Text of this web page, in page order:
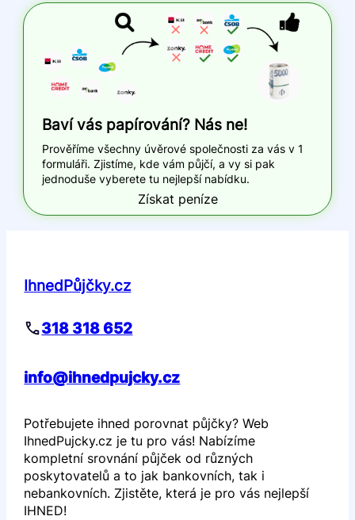
Baví vás papírování? Nás ne!
Prověříme všechny úvěrové společnosti za vás v 1
formuláři. Zjistíme, kde vám půjčí, a vy si pak
jednoduše vyberete tu nejlepší nabídku.
Získat peníze
IhnedPůjčky.cz
318 318 652
info@ihnedpujcky.cz
Potřebujete ihned porovnat půjčky? Web
IhnedPujcky.cz je tu pro vás! Nabízíme
kompletní srovnání půjček od různých
poskytovatelů a to jak bankovních, tak i
nebankovních. Zjistěte, která je pro vás nejlepší
IHNED!